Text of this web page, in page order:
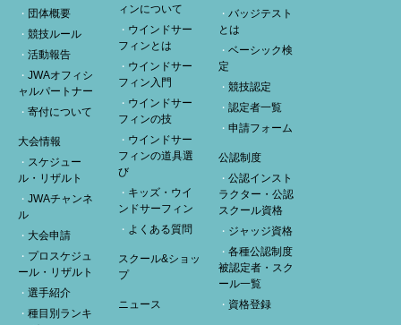
団体概要
競技ルール
活動報告
JWAオフィシ
ャルパートナー
寄付について
大会情報
スケジュー
ル・リザルト
JWAチャンネ
ル
大会申請
プロスケジュ
ール・リザルト
選手紹介
種目別ランキ
ィンについて
ウインドサー
フィンとは
ウインドサー
フィン入門
ウインドサー
フィンの技
ウインドサー
フィンの道具選
び
キッズ・ウイ
ンドサーフィン
よくある質問
スクール&ショッ
プ
ニュース
バッジテスト
とは
ベーシック検
定
競技認定
認定者一覧
申請フォーム
公認制度
公認インスト
ラクター・公認
スクール資格
ジャッジ資格
各種公認制度
被認定者・スク
ール一覧
資格登録